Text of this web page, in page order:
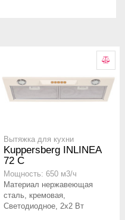
Вытяжка для кухни
Kuppersberg INLINEA
72 С
Мощность: 650 м3/ч
Материал нержавеющая
сталь, кремовая,
Светодиодное, 2х2 Вт